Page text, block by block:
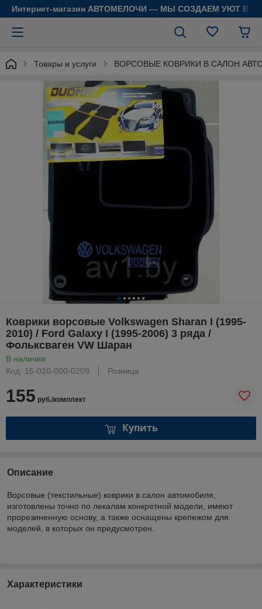
Интернет-магазин АВТОМЕЛОЧИ --- МЫ СОЗДАЕМ УЮТ В
Товары и услуги ВОРСОВЫЕ КОВРИКИ В САЛОН
Коврики ворсовые Volkswagen Sharan I (1995-
2010) / Ford Galaxy I (1995-2006) 3 ряда /
Фольксваген VW Шаран
В наличии
Код: 15-010-000-0209
Розница
155 руб./комплект
Купить
Описание
Ворсовые (текстильные) коврики в салон автомобиля,
изготовлены точно по лекалам конкретной модели, имеют
прорезиненную основу, а также оснащены крепежом для
моделей, в которых он предусмотрен.
Характеристики